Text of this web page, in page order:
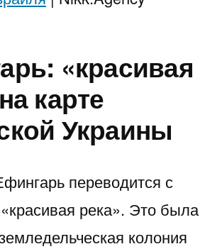
«красивая
карте
Украины
переводится с
река». Это была
колония